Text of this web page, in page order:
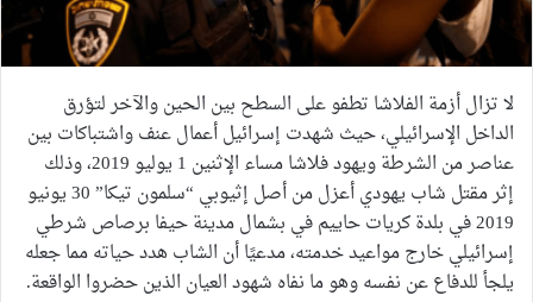
لا تزال أزمة الفلاشا تطفو على السطح بين الحين والآخر لتؤرق
الداخل الإسرائيلي، حيث شهدت إسرائيل أعمال عنف واشتباكات بين
عناصر من الشرطة ويهود فلاشا مساء الإثنين 1 يوليو 2019، وذلك
إثر مقتل شاب يهودي أعزل من أصل إثيوبي “سلمون تيكا” 30 يونيو
2019 في بلدة كريات حاييم في بشمال مدينة حيفا برصاص شرطي
إسرائيلي خارج مواعيد خدمته، مدعيًا أن الشاب هدد حياته مما جعله
يلجأ للدفاع عن نفسه وهو ما نفاه شهود العيان الذين حضروا الواقعة.